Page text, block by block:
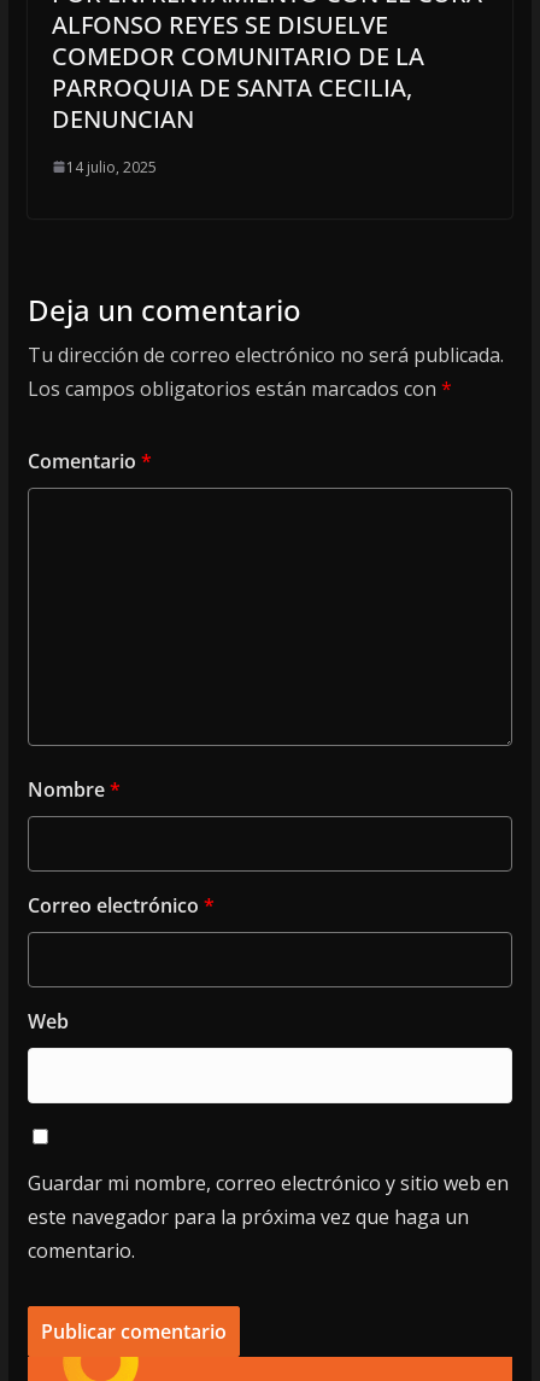
ALFONSO REYES SE DISUELVE
COMEDOR COMUNITARIO DE LA
PARROQUIA DE SANTA CECILIA,
DENUNCIAN
14 julio, 2025
Deja un comentario
Tu dirección de correo electrónico no será publicada.
Los campos obligatorios están marcados con *
Comentario *
Nombre*
Correo electrónico *
Web
Guardar mi nombre, correo electrónico y sitio web en
este navegador para la próxima vez que haga un
comentario.